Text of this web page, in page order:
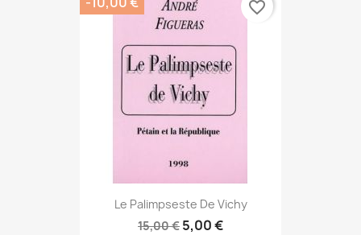
Le Palimpseste De Vichy
15,00 € 5,00 €
favorite_border